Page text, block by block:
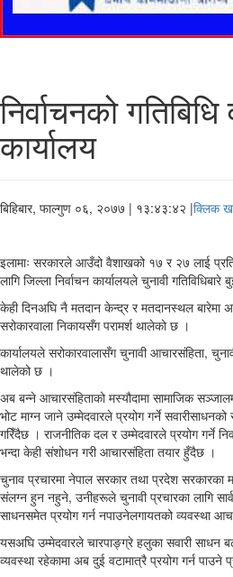
निर्वाचनको
कार्यालय
बिहिबार, फाल्गुण ०६, २०७७ | १३:४३:४२ |क्लिक
इलामाः सरकारले आउँदो वैशाखको १७ र २७ लाई
लागि जिल्ला निर्वाचन कार्यालयले चुनावी
केही दिनअघि नै मतदान केन्द्र र मतदानस्थल बारेमा
सरोकारवाला निकायसँग परामर्श थालेको छ ।
कार्यालयले सरोकारवालासँग चुनावी आचारसंहिता,
थालेको छ ।
अब बन्ने आचारसंहिताको मस्यौदामा सामाजिक
भोट माग्न जाने उम्मेदवारले प्रयोग गर्ने
गरिँदैछ । राजनीतिक दल र उम्मेदवारले प्रयोग गर्ने
भन्दा केही संशोधन गरी आचारसंहिता तयार हुँदैछ ।
चुनाव प्रचारमा नेपाल सरकार तथा प्रदेश सरकारका
संलग्न हुन नहुने, उनीहरूले चुनावी प्रचारका लागि
साधनसमेत प्रयोग गर्न नपाउनेलगायतको व्यवस्था
यसअघि उम्मेदवारले चारपाङ्ग्रे हलुका सवारी साधन
व्यवस्था रहेकामा अब दुई वटामात्रै प्रयोग गर्न पाउने